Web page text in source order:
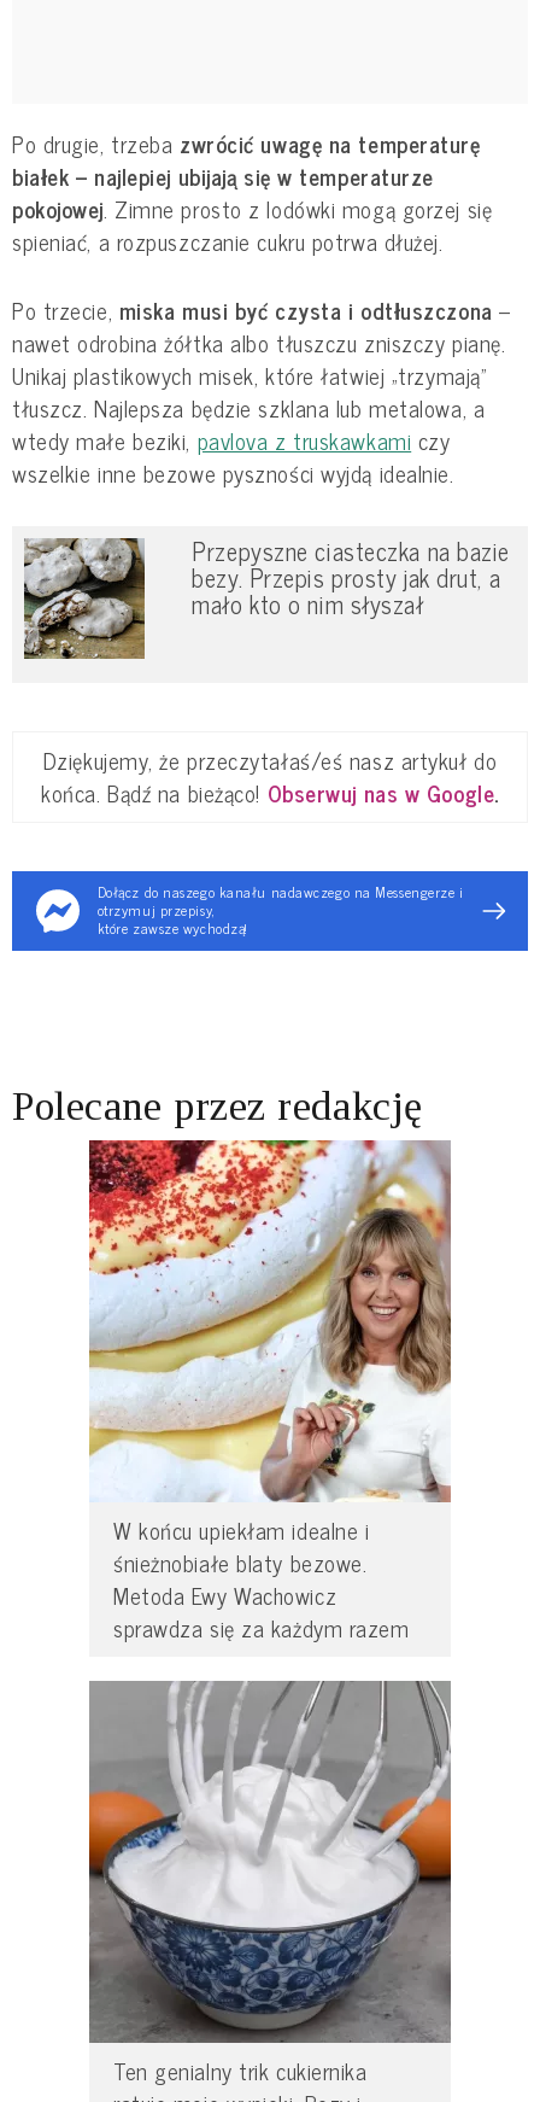
Po drugie, trzeba zwrócić uwagę na temperaturę
białek – najlepiej ubijają się w temperaturze
pokojowej. Zimne prosto z lodówki mogą gorzej się
spieniać, a rozpuszczanie cukru potrwa dłużej.
Po trzecie, miska musi być czysta i odtłuszczona –
nawet odrobina żółtka albo tłuszczu zniszczy pianę.
Unikaj plastikowych misek, które łatwiej „trzymają”
tłuszcz. Najlepsza będzie szklana lub metalowa, a
wtedy małe beziki, pavlova z truskawkami czy
wszelkie inne bezowe pyszności wyjdą idealnie.
Przepyszne ciasteczka na bazie
bezy. Przepis prosty jak drut, a
mało kto o nim słyszał
Dziękujemy, że przeczytałaś/eś nasz artykuł do
końca. Bądź na bieżąco! Obserwuj nas w Google.
Dołącz do naszego kanału nadawczego na Messengerze i
otrzymuj przepisy,
które zawsze wychodzą!
Polecane przez redakcję
W końcu upiekłam idealne i
śnieżnobiałe blaty bezowe.
Metoda Ewy Wachowicz
sprawdza się za każdym razem
Ten genialny trik cukiernika